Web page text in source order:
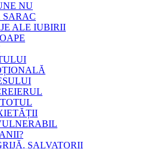
NU
SARAC
ALE IUBIRII
SALVATORII